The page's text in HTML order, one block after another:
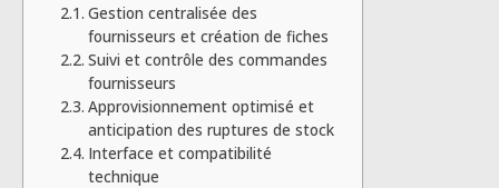
Gestion centralisée des
fournisseurs et création de fiches
Suivi et contrôle des commandes
fournisseurs
Approvisionnement optimisé et
anticipation des ruptures de stock
Interface et compatibilité
technique